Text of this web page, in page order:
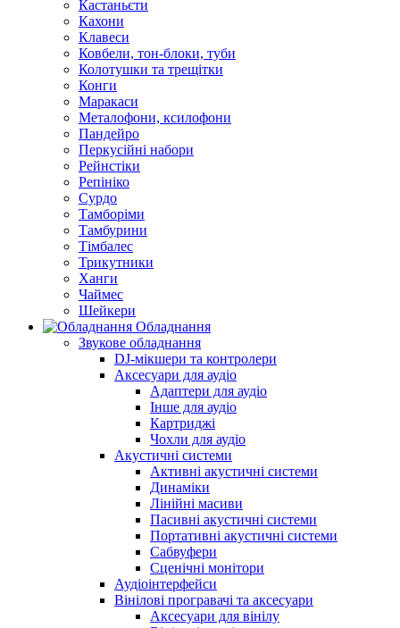
Кастаньєти
Кахони
Клавеси
Ковбели, тон-блоки, туби
Колотушки та трещітки
Конги
Маракаси
Металофони, ксилофони
Пандейро
Перкусійні набори
Рейнстіки
Репініко
Сурдо
Тамборіми
Тамбурини
Тімбалес
Трикутники
Ханги
Чаймес
Шейкери
Обладнання
Звукове обладнання
DJ-мікшери та контролери
Аксесуари для аудіо
Адаптери для аудіо
Інше для аудіо
Картриджі
Чохли для аудіо
Акустичні системи
Активні акустичні системи
Динаміки
Лінійні масиви
Пасивні акустичні системи
Портативні акустичні системи
Сабвуфери
Сценічні монітори
Аудіоінтерфейси
Вінілові програвачі та аксесуари
Аксесуари для вінілу